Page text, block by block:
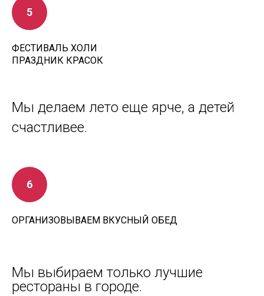
ФЕСТИВАЛЬ ХОЛИ
ПРАЗДНИК КРАСОК
Мы делаем лето еще ярче, а детей
счастливее.
ОРГАНИЗОВЫВАЕМ ВКУСНЫЙ ОБЕД
Мы выбираем только лучшие
рестораны в городе.